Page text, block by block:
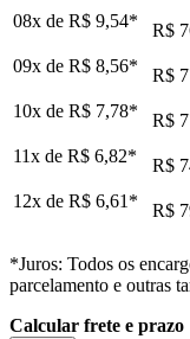
08x de R$ 9,54*
R$
09x de R$ 8,56*
R$
10x de R$ 7,78*
R$
11x de R$ 6,82*
R$
12x de R$ 6,61* R$
*Juros: Todos os
parcelamento e outras
Calcular frete e prazo